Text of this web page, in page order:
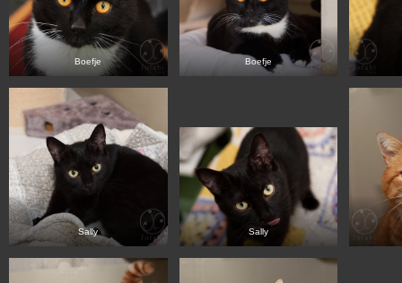
Boefje Boefje
Sally Sally